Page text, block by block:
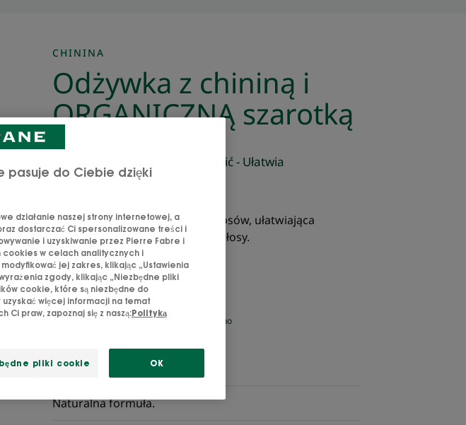
CHININA
Odżywka z chininą i
ORGANICZNĄ szarotką
Stały
Rewitalizuje - Pomaga wzmocnić - Ułatwia
rozczesywanie
Natychmiastowa pielęgnacja włosów, ułatwiająca
rozczesywanie i wzmacniająca włosy.
SVG 89%
naturelle
Organiczna
alpejska
Wyprodukowano
Naturalna formuła.
pasuje do Ciebie dzięki
działanie naszej strony internetowej, a
dostarczać Ci spersonalizowane treści i
i uzyskiwanie przez Pierre Fabre i
w celach analitycznych i
jej zakres, klikając „Ustawienia
zgody, klikając „Niezbędne pliki
cookie, które są niezbędne do
więcej informacji na temat
Ci praw, zapoznaj się z naszą:Polityką
pliki cookie OK